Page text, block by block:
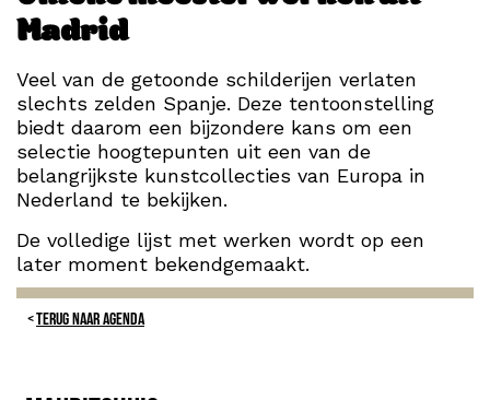
Madrid
Veel van de getoonde schilderijen verlaten
slechts zelden Spanje. Deze tentoonstelling
biedt daarom een bijzondere kans om een
selectie hoogtepunten uit een van de
belangrijkste kunstcollecties van Europa in
Nederland te bekijken.
De volledige lijst met werken wordt op een
later moment bekendgemaakt.
TERUG NAAR AGENDA